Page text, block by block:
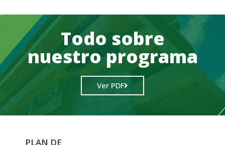
Todo sobre
nuestro programa
Ver PDF
PLAN DE